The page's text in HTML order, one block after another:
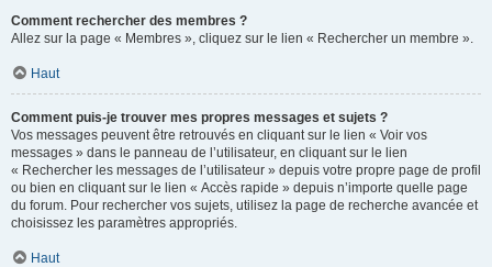
Comment rechercher des membres ?
Allez sur la page « Membres », cliquez sur le lien « Rechercher un membre ».
Haut
Comment puis-je trouver mes propres messages et sujets ?
Vos messages peuvent être retrouvés en cliquant sur le lien « Voir vos
messages » dans le panneau de l’utilisateur, en cliquant sur le lien
« Rechercher les messages de l’utilisateur » depuis votre propre page de profil
ou bien en cliquant sur le lien « Accès rapide » depuis n’importe quelle page
du forum. Pour rechercher vos sujets, utilisez la page de recherche avancée et
choisissez les paramètres appropriés.
Haut